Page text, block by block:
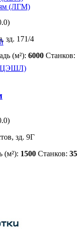
(ЛГМ)
(ЦЭШЛ)
зд. 171/4
(м²): 6000 Станков:
зд. 9Г
(м²): 1500 Станков: 35